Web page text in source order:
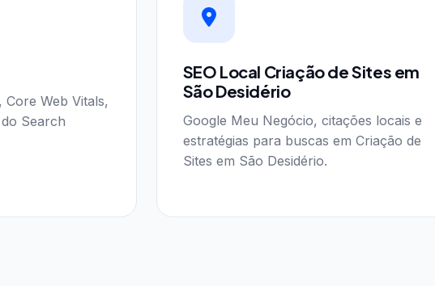
Core Web Vitals,
Search
SEO Local Criação de Sites em
São Desidério
Google Meu Negócio, citações locais e
estratégias para buscas em Criação de
Sites em São Desidério.